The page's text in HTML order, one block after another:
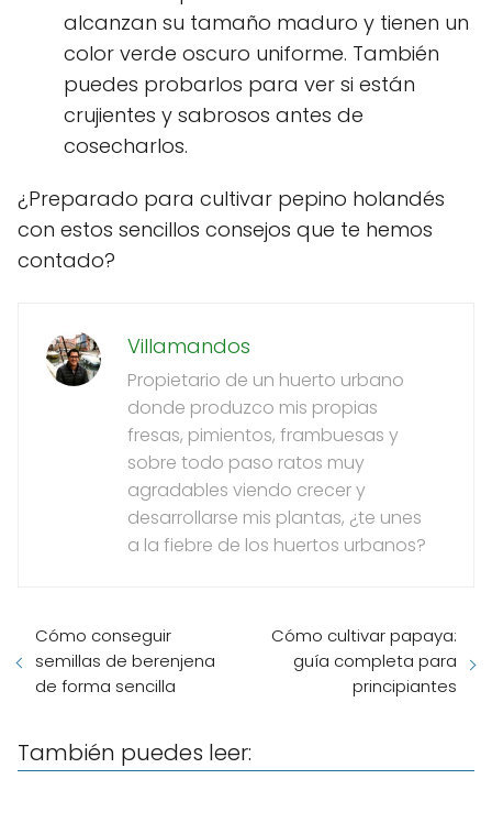
alcanzan su tamaño maduro y tienen un
color verde oscuro uniforme. También
puedes probarlos para ver si están
crujientes y sabrosos antes de
cosecharlos.
¿Preparado para cultivar pepino holandés
con estos sencillos consejos que te hemos
contado?
Villamandos
Propietario de un huerto urbano
donde produzco mis propias
fresas, pimientos, frambuesas y
sobre todo paso ratos muy
agradables viendo crecer y
desarrollarse mis plantas, ¿te unes
a la fiebre de los huertos urbanos?
Cómo conseguir
semillas de berenjena
de forma sencilla
Cómo cultivar papaya:
guía completa para
principiantes
También puedes leer: